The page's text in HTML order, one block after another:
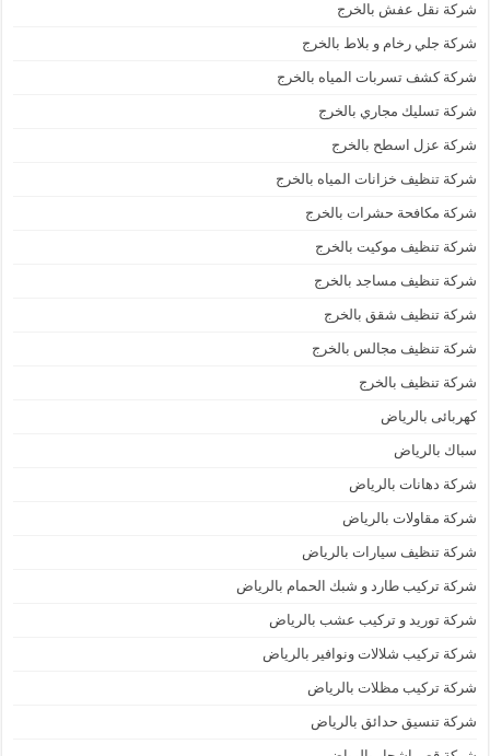
شركة نقل عفش بالخرج
شركة جلي رخام و بلاط بالخرج
شركة كشف تسربات المياه بالخرج
شركة تسليك مجاري بالخرج
شركة عزل اسطح بالخرج
شركة تنظيف خزانات المياه بالخرج
شركة مكافحة حشرات بالخرج
شركة تنظيف موكيت بالخرج
شركة تنظيف مساجد بالخرج
شركة تنظيف شقق بالخرج
شركة تنظيف مجالس بالخرج
شركة تنظيف بالخرج
كهربائى بالرياض
سباك بالرياض
شركة دهانات بالرياض
شركة مقاولات بالرياض
شركة تنظيف سيارات بالرياض
شركة تركيب طارد و شبك الحمام بالرياض
شركة توريد و تركيب عشب بالرياض
شركة تركيب شلالات ونوافير بالرياض
شركة تركيب مظلات بالرياض
شركة تنسيق حدائق بالرياض